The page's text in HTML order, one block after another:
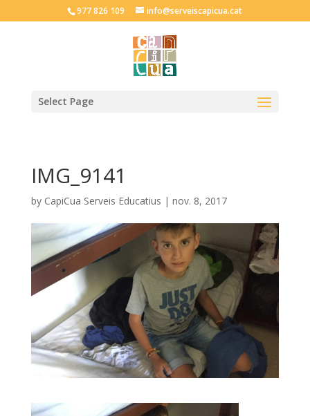
977 826 109 info@serveiscapicua.cat
Select Page
IMG_9141
by CapiCua Serveis Educatius | nov. 8, 2017